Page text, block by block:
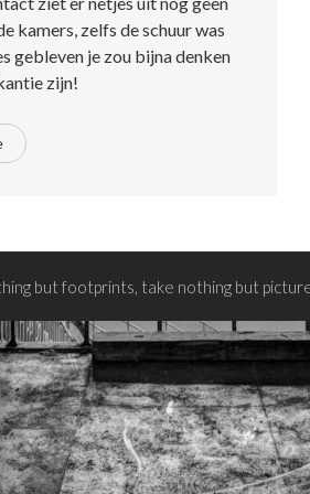
kamers, zelfs de schuur was
gebleven je zou bijna denken
zijn!
but footprints, take nothing but